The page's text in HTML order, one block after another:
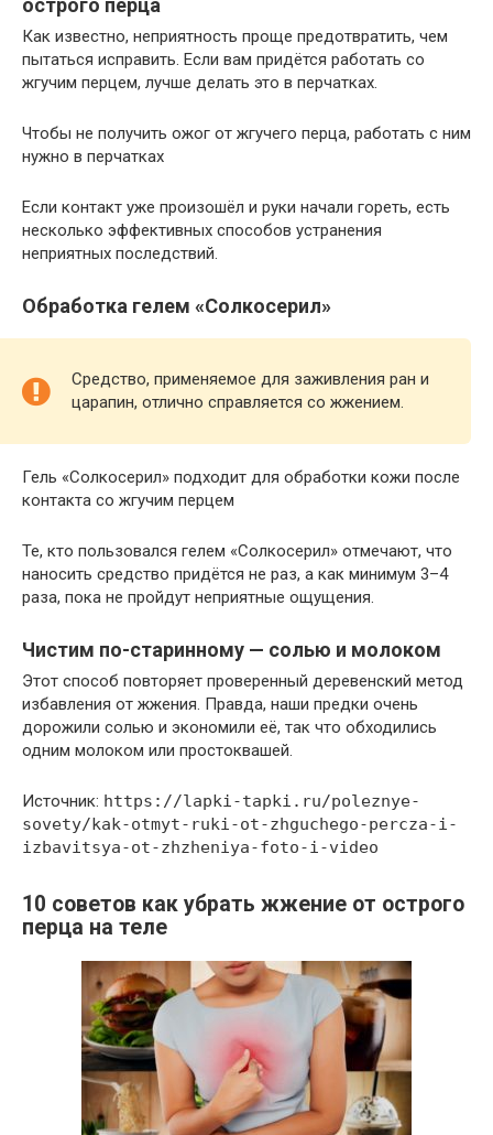
острого перца
Как известно, неприятность проще предотвратить, чем
пытаться исправить. Если вам придётся работать со
жгучим перцем, лучше делать это в перчатках.
Чтобы не получить ожог от жгучего перца, работать с ним
нужно в перчатках
Если контакт уже произошёл и руки начали гореть, есть
несколько эффективных способов устранения
неприятных последствий.
Обработка гелем «Солкосерил»
Средство, применяемое для заживления ран и
царапин, отлично справляется со жжением.
Гель «Солкосерил» подходит для обработки кожи после
контакта со жгучим перцем
Те, кто пользовался гелем «Солкосерил» отмечают, что
наносить средство придётся не раз, а как минимум 3–4
раза, пока не пройдут неприятные ощущения.
Чистим по-старинному — солью и молоком
Этот способ повторяет проверенный деревенский метод
избавления от жжения. Правда, наши предки очень
дорожили солью и экономили её, так что обходились
одним молоком или простоквашей.
Источник: https://lapki-tapki.ru/poleznye-
sovety/kak-otmyt-ruki-ot-zhguchego-percza-i-
izbavitsya-ot-zhzheniya-foto-i-video
10 советов как убрать жжение от острого
перца на теле